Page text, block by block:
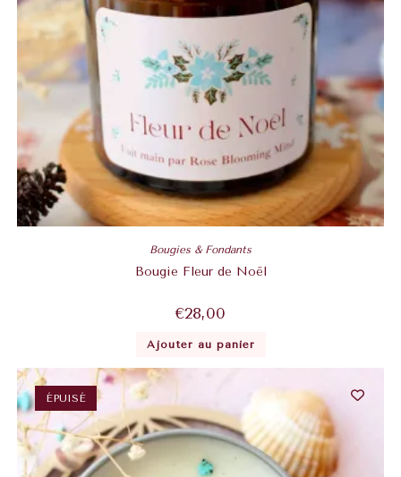
Bougies & Fondants
Bougie Fleur de Noël
€28,00
Ajouter au panier
ÉPUISÉ